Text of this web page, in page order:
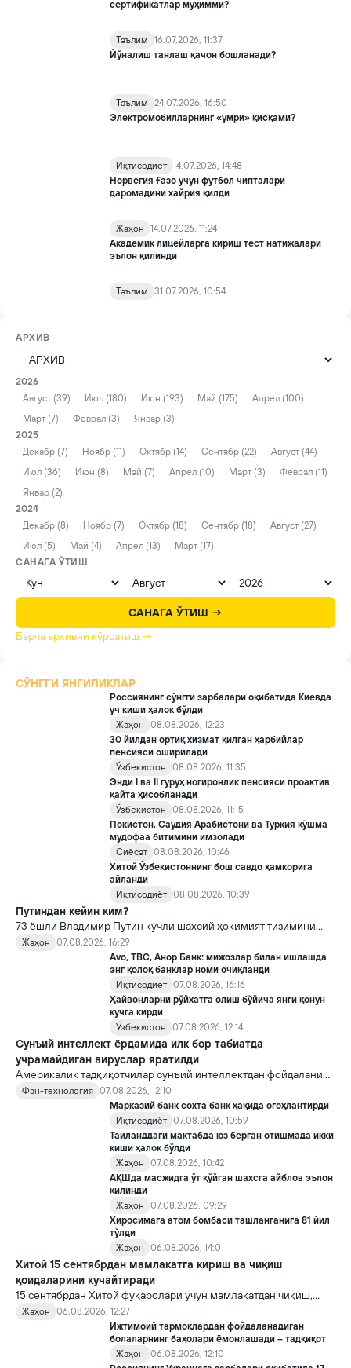
сертификатлар муҳимми?
Таълим
16.07.2026, 11:37
Йўналиш танлаш қачон бошланади?
Таълим
24.07.2026, 16:50
Электромобилларнинг «умри» қисқами?
Иқтисодиёт 14.07.2026, 14:48
Норвегия Ғазо учун футбол чипталари
даромадини хайрия қилди
Жаҳон
14.07.2026, 11:24
Академик лицейларга кириш тест натижалари
эълон қилинди
Таълим 31.07.2026, 10:54
АРХИВ
2026
Август (39)
Июл (180) Июн (193) Май (175)
Апрел (100)
Март (7)
Феврал (3)
Январ (3)
2025
Декабр (7)
Ноябр (11) Октябр (14) Сентябр (22)
Август (44)
Июл (36)
Июн (8) Май (7) Апрел (10) Март (3)
Феврал (11)
Январ (2)
2024
Декабр (8)
Ноябр (7) Октябр (18) Сентябр (18)
Август (27)
Июл (5)
Май (4) Апрел (13)
Март (17)
САНАГА ЎТИШ
САНАГА ЎТИШ →
Барча архивни кўрсатиш →
СЎНГГИ ЯНГИЛИКЛАР
Россиянинг сўнгги зарбалари оқибатида Киевда
уч киши ҳалок бўлди
Жаҳон
08.08.2026, 12:23
30 йилдан ортиқ хизмат қилган ҳарбийлар
пенсияси оширилади
Ўзбекистон
08.08.2026, 11:35
Энди I ва II гуруҳ ногиронлик пенсияси проактив
қайта ҳисобланади
Ўзбекистон
08.08.2026, 11:15
Покистон, Саудия Арабистони ва Туркия қўшма
мудофаа битимини имзолади
Сиёсат 08.08.2026, 10:46
Хитой Ўзбекистоннинг бош савдо ҳамкорига
айланди
Иқтисодиёт 08.08.2026, 10:39
Путиндан кейин ким?
73 ёшли Владимир Путин кучли шахсий ҳокимият тизимини
яратди, аммо ундан кейин ким келиши ва ҳокимиятни
топшириш механизми ҳали ноаниқ. Таҳлилчилар фикрича, бу
Кремлда ворислик жангига олиб келиши мумкин.
Жаҳон
07.08.2026, 16:29
Avo, TBC, Анор Банк: мижозлар билан ишлашда
энг қолоқ банклар номи очиқланди
Иқтисодиёт 07.08.2026, 16:16
Ҳайвонларни рўйхатга олиш бўйича янги қонун
кучга кирди
Ўзбекистон
07.08.2026, 12:14
Сунъий интеллект ёрдамида илк бор табиатда
учрамайдиган вируслар яратилди
Америкалик тадқиқотчилар сунъий интеллектдан фойдаланиб
16 та вирус яратди. Бу кашфиёт янги ютуқларга умид уйғотиш
билан бирга, ундан нотўғри мақсадда фойдаланиш борасидаги
хавотирларни ҳам кучайтирмоқда.
Фан-технология 07.08.2026, 12:10
Марказий банк сохта банк ҳақида огоҳлантирди
Иқтисодиёт 07.08.2026, 10:59
Таиланддаги мактабда юз берган отишмада икки
киши ҳалок бўлди
Жаҳон
07.08.2026, 10:42
АҚШда масжидга ўт қўйган шахсга айблов эълон
қилинди
Жаҳон
07.08.2026, 09:29
Хиросимага атом бомбаси ташланганига 81 йил
тўлди
Жаҳон
06.08.2026, 14:01
Хитой 15 сентябрдан мамлакатга кириш ва чиқиш
қоидаларини кучайтиради
15 сентябрдан Хитой фуқаролари учун мамлакатдан чиқиш,
хорижликлар учун эса Хитойга кириш тартиби бўйича янги
қоидалар кучга киради.
Жаҳон
06.08.2026, 12:27
Ижтимоий тармоқлардан фойдаланадиган
болаларнинг баҳолари ёмонлашади – тадқиқот
Жаҳон
06.08.2026, 12:10